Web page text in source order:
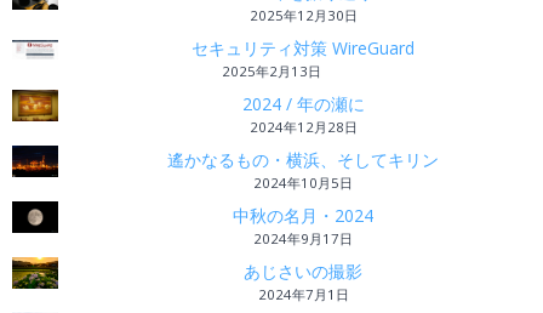
2025年12月30日
セキュリティ対策 WireGuard
2025年2月13日
2024 / 年の瀬に
2024年12月28日
遙かなるもの・横浜、そしてキリン
2024年10月5日
中秋の名月・2024
2024年9月17日
あじさいの撮影
2024年7月1日